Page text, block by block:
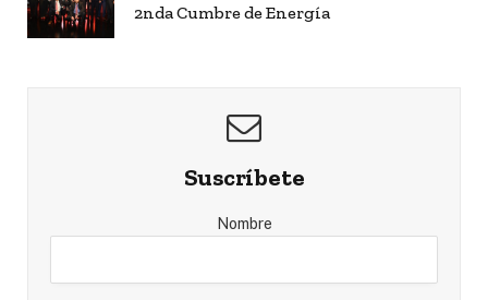
2nda Cumbre de Energía
Suscríbete
Nombre